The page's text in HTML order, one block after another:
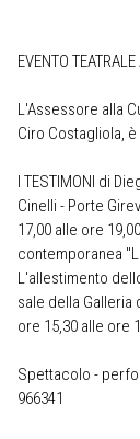
EVENTO
L'Assessore alla
Ciro Costagliola,
I TESTIMONI di
Cinelli - Porte
17,00 alle ore
contemporanea
L'allestimento
sale della Galleria
ore 15,30 alle ore
Spettacolo -
966341